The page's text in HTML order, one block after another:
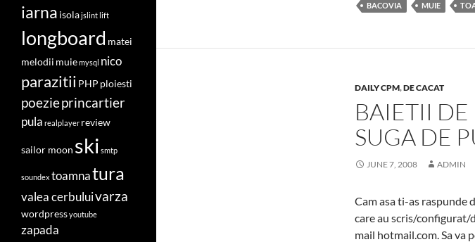
BACOVIA MUIE
DAILY CPM,DE CACAT
BAIETII
SUGA DE
JUNE 7, 2008 ADMIN
Cam asa ti-as raspunde
care au scris/configurat/
mail hotmail.com. Sa va
iarna isolajslintlift
longboard matei
melodii muiemysql nico
parazitii PHP ploiesti
poezieprincartier
pula realplayer review
sailor moon ski smtp
soundex toamnatura
valea cerbuluivarza
wordpressyoutube
zapada